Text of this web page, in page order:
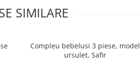
SIMILARE
Compleu bebelusi 3 piese, model
ursulet, Safir